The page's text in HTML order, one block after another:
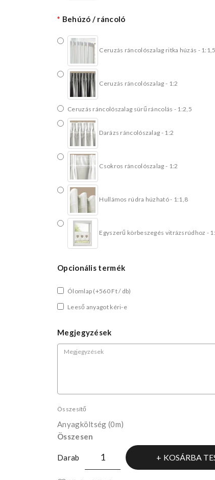
Behúzó / ráncoló
Ceruzás ráncolószalag ritka húzás - 1:1,5
Ceruzás ráncolószalag - 1:2
Ceruzás ráncolószalag sürű ráncolás - 1:2,5
Darázs ráncolószalag - 1:2
Csokros ráncolószalag - 1:2
Hullámos rúdra húzható - 1:1,8
Egyszerű körbeszegés vitrázsrúdhoz -
Opcionális termék
Ólomlap (+560 Ft / db)
Leeső anyagot kéri-e
Megjegyzések
Összesítő
Anyagköltség (0m)
Összesen
Darab KOSÁRBA